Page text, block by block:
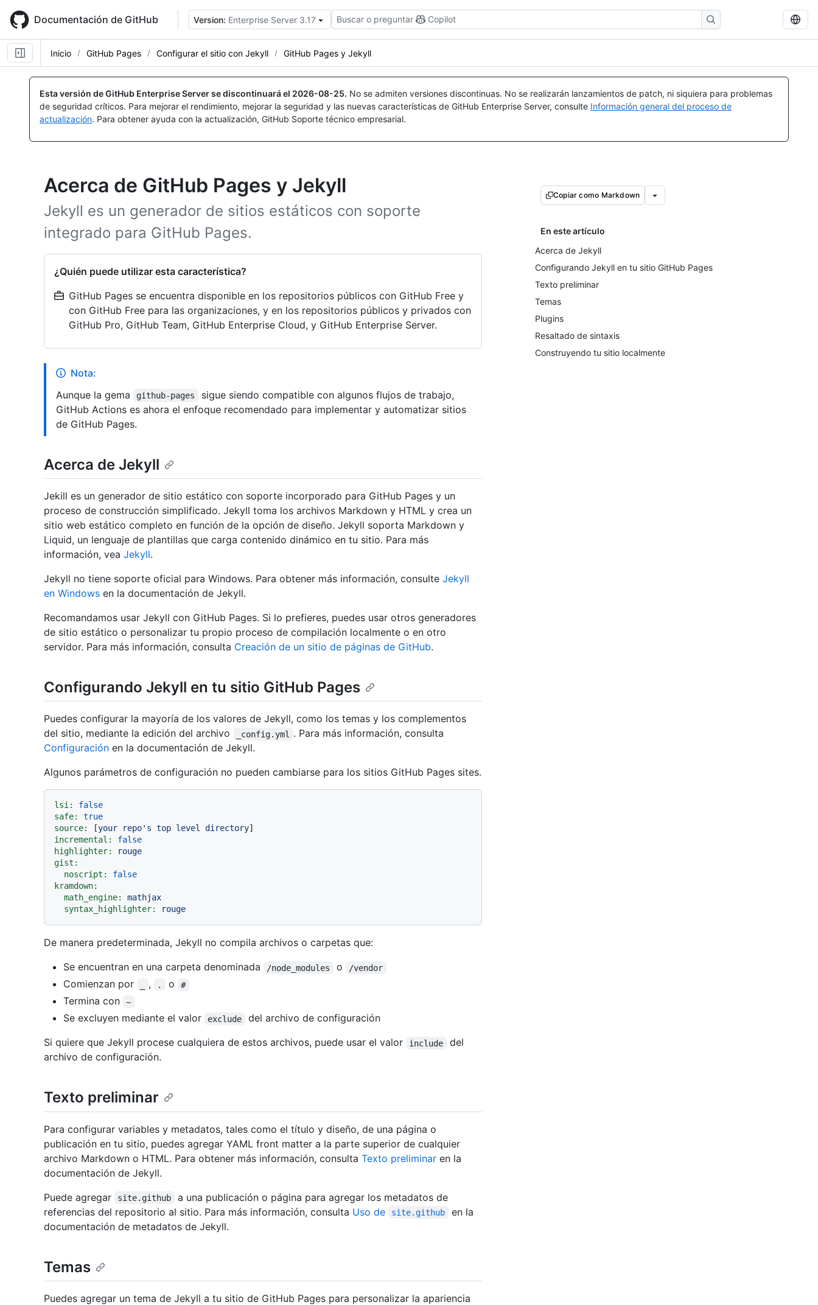
main
content
Documentación de GitHub Version: Enterprise Server 3.17 Buscar o preguntar Copilot
Inicio GitHub Pages Configurar el sitio con Jekyll GitHub Pages y Jekyll
Esta versión de GitHub Enterprise Server se discontinuará el 2026-08-25. No se admiten versiones discontinuas. No se realizarán lanzamientos de patch, ni siquiera para problemas
de seguridad críticos. Para mejorar el rendimiento, mejorar la seguridad y las nuevas características de GitHub Enterprise Server, consulte Información general del proceso de
actualización. Para obtener ayuda con la actualización, GitHub Soporte técnico empresarial.
Acerca de GitHub Pages y Jekyll
Jekyll es un generador de sitios estáticos con soporte
integrado para GitHub Pages.
¿Quién puede utilizar esta característica?
GitHub Pages se encuentra disponible en los repositorios públicos con GitHub Free y
con GitHub Free para las organizaciones, y en los repositorios públicos y privados con
GitHub Pro, GitHub Team, GitHub Enterprise Cloud, y GitHub Enterprise Server.
Copiar como Markdown
En este artículo
Acerca de Jekyll
Configurando Jekyll en tu sitio GitHub Pages
Texto preliminar
Temas
Plugins
Resaltado de sintaxis
Construyendo tu sitio localmente
Nota:
Aunque la gema
github-pages
sigue siendo compatible con algunos flujos de trabajo,
GitHub Actions es ahora el enfoque recomendado para implementar y automatizar sitios
de GitHub Pages.
Acerca de Jekyll
Jekill es un generador de sitio estático con soporte incorporado para GitHub Pages y un
proceso de construcción simplificado. Jekyll toma los archivos Markdown y HTML y crea un
sitio web estático completo en función de la opción de diseño. Jekyll soporta Markdown y
Liquid, un lenguaje de plantillas que carga contenido dinámico en tu sitio. Para más
información, vea Jekyll.
Jekyll no tiene soporte oficial para Windows. Para obtener más información, consulte Jekyll
en Windows en la documentación de Jekyll.
Recomandamos usar Jekyll con GitHub Pages. Si lo prefieres, puedes usar otros generadores
de sitio estático o personalizar tu propio proceso de compilación localmente o en otro
servidor. Para más información, consulta Creación de un sitio de páginas de GitHub.
Configurando Jekyll en tu sitio GitHub Pages
Puedes configurar la mayoría de los valores de Jekyll, como los temas y los complementos
del sitio, mediante la edición del archivo
_config.yml
. Para más información, consulta
Configuración en la documentación de Jekyll.
Algunos parámetros de configuración no pueden cambiarse para los sitios GitHub Pages sites.
lsi:
false
safe:
true
source:
[your repo's top level directory
incremental:
false
highlighter:
rouge
gist:
noscript:
false
kramdown:
math_engine:
mathjax
syntax_highlighter:
rouge
De manera predeterminada, Jekyll no compila archivos o carpetas que:
Se encuentran en una carpeta denominada
/node_modules o /vendor
Comienzan por , . o #
Termina con ~
Se excluyen mediante el valor exclude
del archivo de configuración
Si quiere que Jekyll procese cualquiera de estos archivos, puede usar el valor
include
del
archivo de configuración.
Texto preliminar
Para configurar variables y metadatos, tales como el título y diseño, de una página o
publicación en tu sitio, puedes agregar YAML front matter a la parte superior de cualquier
archivo Markdown o HTML. Para obtener más información, consulta Texto preliminar en la
documentación de Jekyll.
Puede agregar
site.github
a una publicación o página para agregar los metadatos de
referencias del repositorio al sitio. Para más información, consulta Uso de site.github
en la
documentación de metadatos de Jekyll.
Temas
Puedes agregar un tema de Jekyll a tu sitio de GitHub Pages para personalizar la apariencia